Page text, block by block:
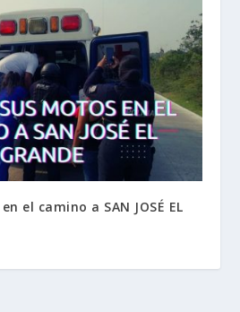
el camino a SAN JOSÉ EL